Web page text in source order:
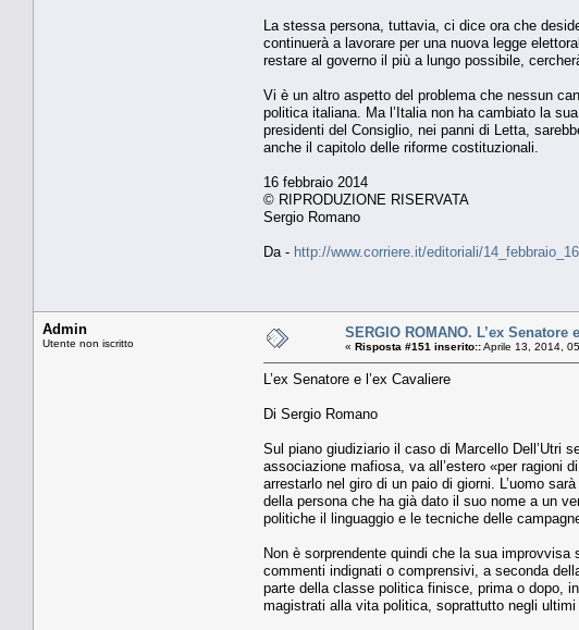
La stessa persona, tuttavia, ci dice ora che
continuerà a lavorare per una nuova legge
restare al governo il più a lungo possibile,
Vi è un altro aspetto del problema che nessun
politica italiana. Ma l’Italia non ha cambiato la
presidenti del Consiglio, nei panni di Letta,
anche il capitolo delle riforme costituzionali.
16 febbraio 2014
© RIPRODUZIONE RISERVATA
Sergio Romano
Da - http://www.corriere.it/editoriali/
Admin
Utente non iscritto
SERGIO ROMANO. L’ex Senatore
« Risposta #151 inserito::Aprile 13, 2014,
L’ex Senatore e l’ex Cavaliere
Di Sergio Romano
Sul piano giudiziario il caso di Marcello Dell’Utri
associazione mafiosa, va all’estero «per ragioni
arrestarlo nel giro di un paio di giorni. L’uomo
della persona che ha già dato il suo nome a un
politiche il linguaggio e le tecniche delle
Non è sorprendente quindi che la sua
commenti indignati o comprensivi, a seconda
parte della classe politica finisce, prima o dopo,
magistrati alla vita politica, soprattutto negli